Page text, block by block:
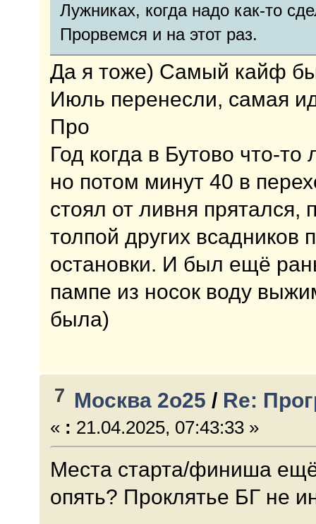
Лужниках, когда надо как-то
Прорвемся и на этот раз.
Да я тоже) Самый кайф
Июль перенесли, самая
Про
Год когда в Бутово что-
но потом минут 40 в
стоял от ливня
толпой других всадников
остановки. И был ещё
пампе из носок воду
была)
7 Москва 2о25 / Re:
« : 21.04.2025, 07:43:33 »
Места старта/финиша
опять? Проклятье БГ не